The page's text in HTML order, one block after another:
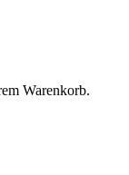
Warenkorb.